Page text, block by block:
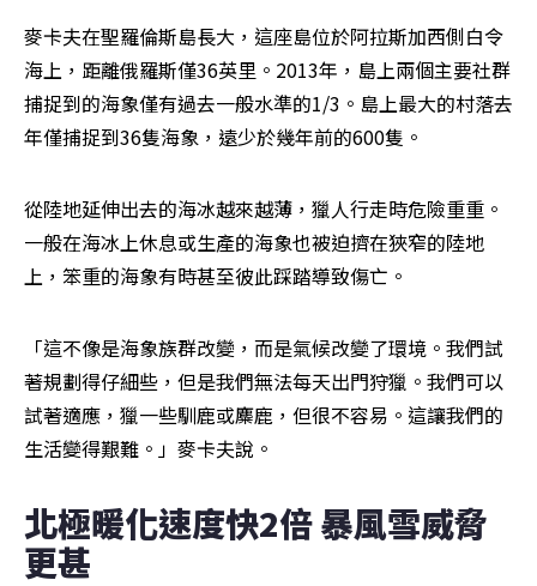
麥卡夫在聖羅倫斯島長大，這座島位於阿拉斯加西側白令
海上，距離俄羅斯僅36英里。2013年，島上兩個主要社群
捕捉到的海象僅有過去一般水準的1/3。島上最大的村落去
年僅捕捉到36隻海象，遠少於幾年前的600隻。
從陸地延伸出去的海冰越來越薄，獵人行走時危險重重。
一般在海冰上休息或生產的海象也被迫擠在狹窄的陸地
上，笨重的海象有時甚至彼此踩踏導致傷亡。
「這不像是海象族群改變，而是氣候改變了環境。我們試
著規劃得仔細些，但是我們無法每天出門狩獵。我們可以
試著適應，獵一些馴鹿或麋鹿，但很不容易。這讓我們的
生活變得艱難。」麥卡夫說。
北極暖化速度快2倍 暴風雪威脅
更甚